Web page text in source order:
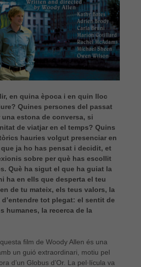
en quina època i en quin lloc
Quines persones del passat
estona de conversa, si
de viatjar en el temps? Quins
hauries volgut presenciar en
que ja ho has pensat i decidit, et
sobre per què has escollit
Què ha sigut el que ha guiat la
ha en ells que desperta el teu
de tu mateix, els teus valors, la
tot plegat: el sentit de
humanes, la recerca de la
film de Woody Allen és una
un guió extraordinari, motiu pel
d’un Globus d’Or. La pel·lícula va